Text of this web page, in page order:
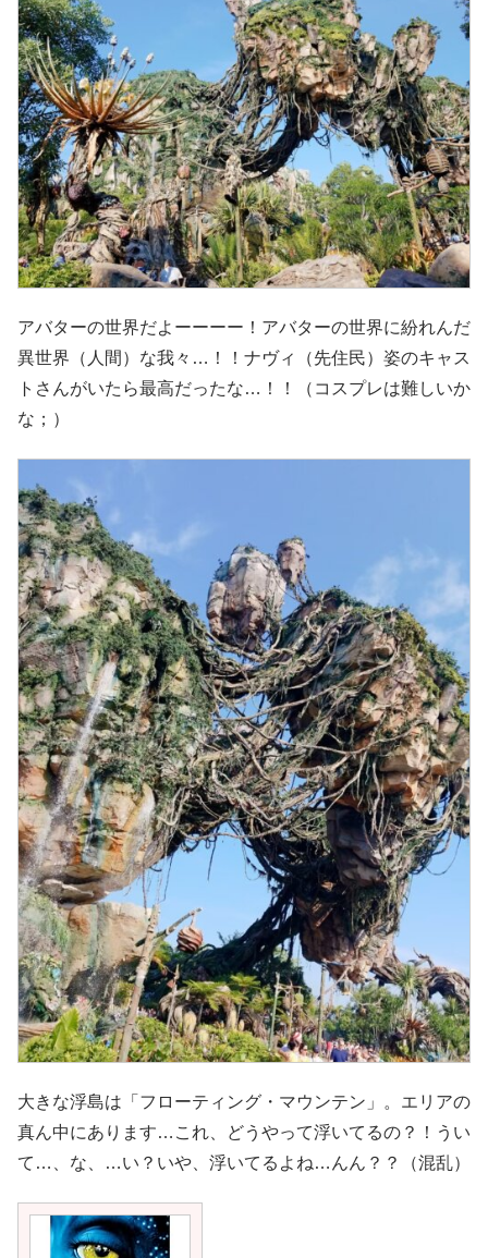
アバターの世界だよーーーー！アバターの世界に紛れんだ
異世界（人間）な我々…！！ナヴィ（先住民）姿のキャス
トさんがいたら最高だったな…！！（コスプレは難しいか
な；）
大きな浮島は「フローティング・マウンテン」。エリアの
真ん中にあります…これ、どうやって浮いてるの？！うい
て…、な、…い？いや、浮いてるよね…んん？？（混乱）